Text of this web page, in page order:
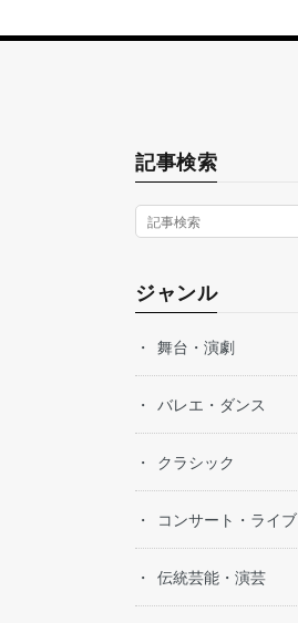
記事検索
ジャンル
舞台・演劇
バレエ・ダンス
クラシック
コンサート・ライブ
伝統芸能・演芸